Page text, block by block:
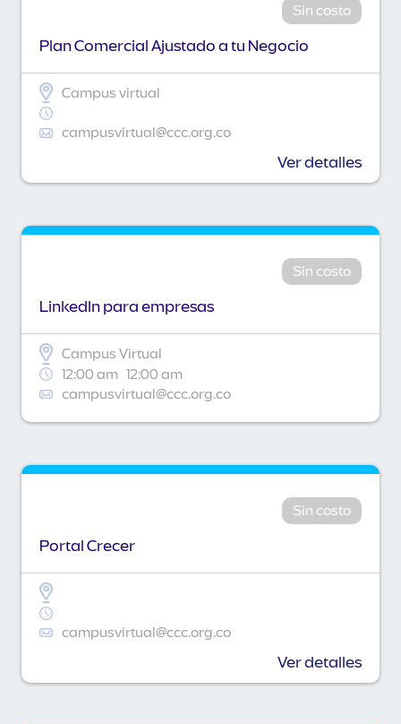
Sin costo
Plan Comercial Ajustado a tu Negocio
Campus virtual
campusvirtual@ccc.org.co
Ver detalles
Sin costo
Linkedln para empresas
Campus Virtual
12:00 am 12:00 am
campusvirtual@ccc.org.co
Sin costo
Portal Crecer
campusvirtual@ccc.org.co
Ver detalles